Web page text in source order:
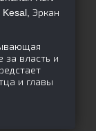
Эркан
за власть и
и главы